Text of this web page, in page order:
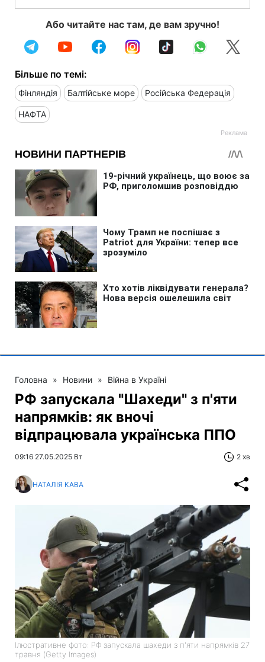
Або читайте нас там, де вам зручно!
Більше по темі:
Фінляндія Балтійське море Російська Федерація
НАФТА
Головна » Новини » Війна в Україні
РФ запускала "Шахеди" з п'яти
напрямків: як вночі
відпрацювала українська ППО
09:16 27.05.2025 Вт 2 хв
НАТАЛІЯ КАВА
Ілюстративне фото: РФ запускала шахеди з п'яти напрямків 27
травня (Getty Images)